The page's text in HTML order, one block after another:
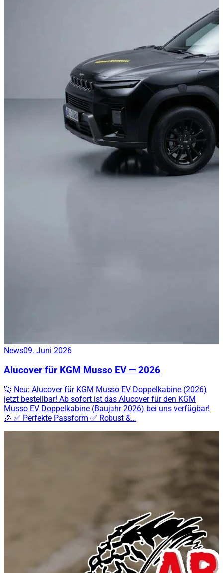
News09. Juni 2026
Alucover für KGM Musso EV — 2026
🚀 Neu: Alucover für KGM Musso EV Doppelkabine (2026)
jetzt bestellbar! Ab sofort ist das Alucover für den KGM
Musso EV Doppelkabine (Baujahr 2026) bei uns verfügbar!
🎉 ✅ Perfekte Passform ✅ Robust &…